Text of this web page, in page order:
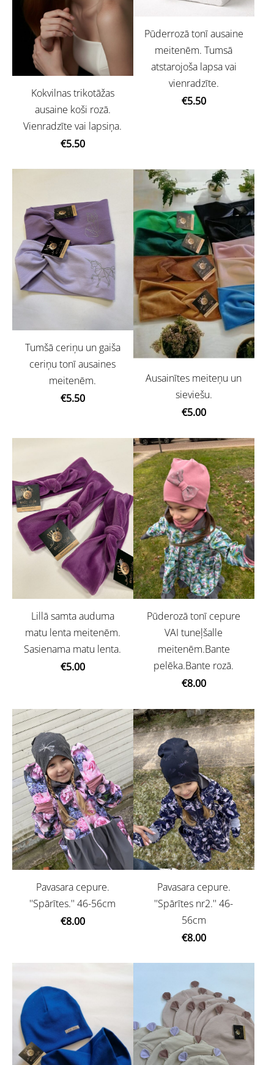
Kokvilnas trikotāžas
ausaine koši rozā.
Vienradzīte vai lapsiņa.
€5.50
Pūderrozā tonī ausaine
meitenēm. Tumsā
atstarojoša lapsa vai
vienradzīte.
€5.50
Tumšā ceriņu un gaiša
ceriņu tonī ausaines
meitenēm.
€5.50
Ausainītes meiteņu un
sieviešu.
€5.00
Lillā samta auduma
matu lenta meitenēm.
Sasienama matu lenta.
€5.00
Pūderozā tonī cepure
VAI tuneļšalle
meitenēm.Bante
pelēka.Bante rozā.
€8.00
Pavasara cepure.
''Spārītes.'' 46-56cm
€8.00
Pavasara cepure.
''Spārītes nr2.'' 46-
56cm
€8.00